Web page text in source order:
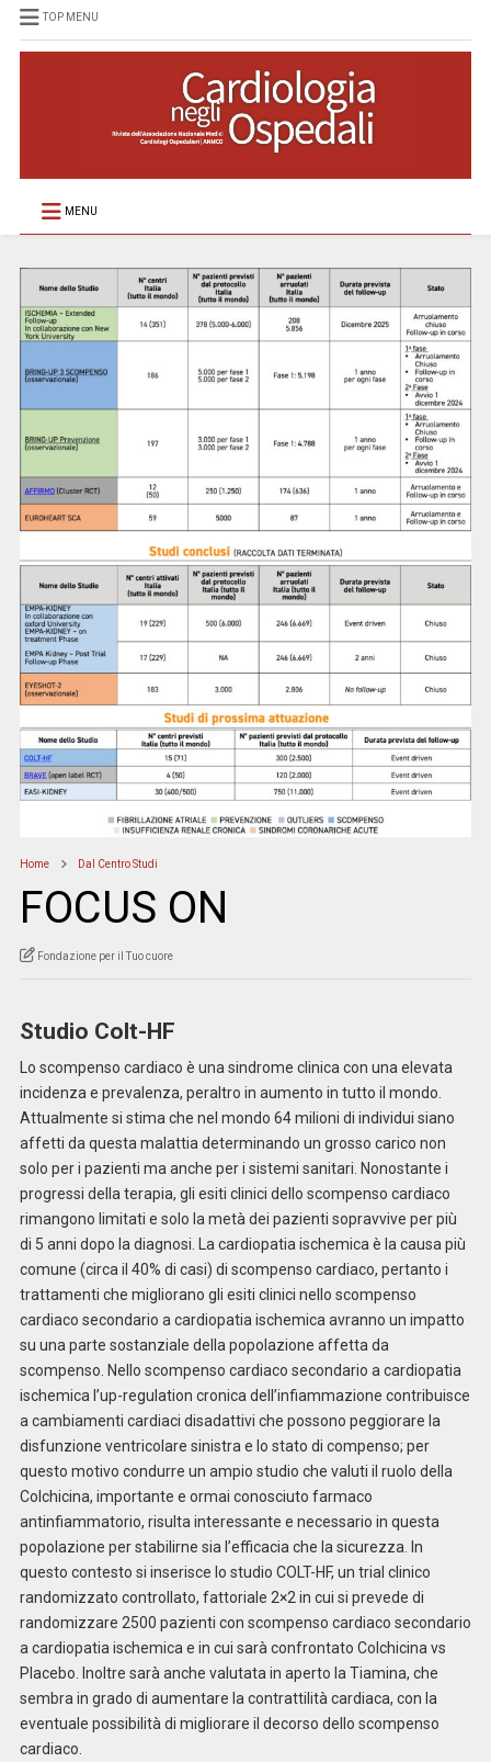
TOP MENU
MENU
Home Dal Centro Studi
FOCUS ON
Fondazione per il Tuo cuore
Studio Colt-HF
Lo scompenso cardiaco è una sindrome clinica con una elevata
incidenza e prevalenza, peraltro in aumento in tutto il mondo.
Attualmente si stima che nel mondo 64 milioni di individui siano
affetti da questa malattia determinando un grosso carico non
solo per i pazienti ma anche per i sistemi sanitari. Nonostante i
progressi della terapia, gli esiti clinici dello scompenso cardiaco
rimangono limitati e solo la metà dei pazienti sopravvive per più
di 5 anni dopo la diagnosi. La cardiopatia ischemica è la causa più
comune (circa il 40% di casi) di scompenso cardiaco, pertanto i
trattamenti che migliorano gli esiti clinici nello scompenso
cardiaco secondario a cardiopatia ischemica avranno un impatto
su una parte sostanziale della popolazione affetta da
scompenso. Nello scompenso cardiaco secondario a cardiopatia
ischemica l’up-regulation cronica dell’infiammazione contribuisce
a cambiamenti cardiaci disadattivi che possono peggiorare la
disfunzione ventricolare sinistra e lo stato di compenso; per
questo motivo condurre un ampio studio che valuti il ruolo della
Colchicina, importante e ormai conosciuto farmaco
antinfiammatorio, risulta interessante e necessario in questa
popolazione per stabilirne sia l’efficacia che la sicurezza. In
questo contesto si inserisce lo studio COLT-HF, un trial clinico
randomizzato controllato, fattoriale 2×2 in cui si prevede di
randomizzare 2500 pazienti con scompenso cardiaco secondario
a cardiopatia ischemica e in cui sarà confrontato Colchicina vs
Placebo. Inoltre sarà anche valutata in aperto la Tiamina, che
sembra in grado di aumentare la contrattilità cardiaca, con la
eventuale possibilità di migliorare il decorso dello scompenso
cardiaco.